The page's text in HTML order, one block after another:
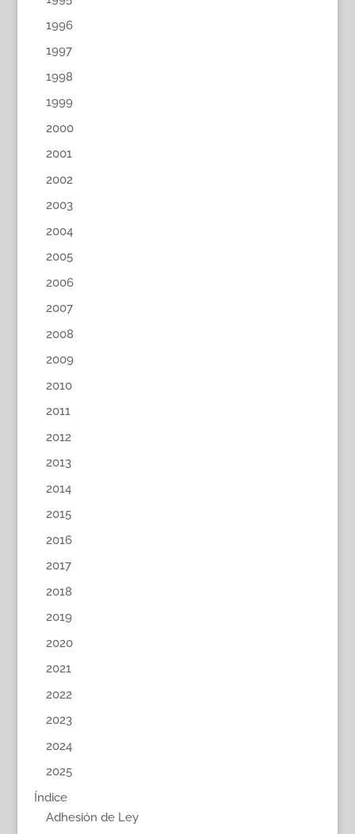
1996
1997
1998
1999
2000
2001
2002
2003
2004
2005
2006
2007
2008
2009
2010
2011
2012
2013
2014
2015
2016
2017
2018
2019
2020
2021
2022
2023
2024
2025
Índice
Adhesión de Ley